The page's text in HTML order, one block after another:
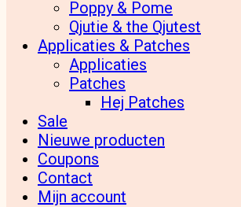
Poppy & Pome
Qjutie & the Qjutest
Applicaties & Patches
Applicaties
Patches
Hej Patches
Sale
Nieuwe producten
Coupons
Contact
Mijn account